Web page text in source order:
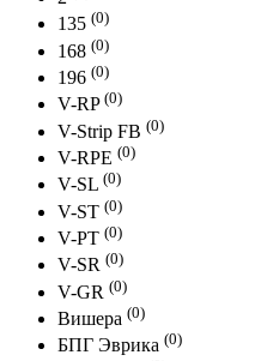
135 (0)
168 (0)
196 (0)
V-RP (0)
V-Strip FB (0)
V-RPE (0)
V-SL (0)
V-ST (0)
V-PT (0)
V-SR (0)
V-GR (0)
Вишера (0)
БПГ Эврика (0)